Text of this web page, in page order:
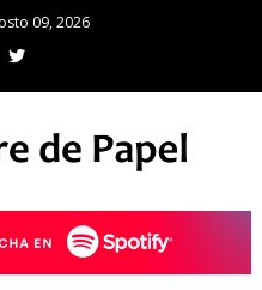
09, 2026